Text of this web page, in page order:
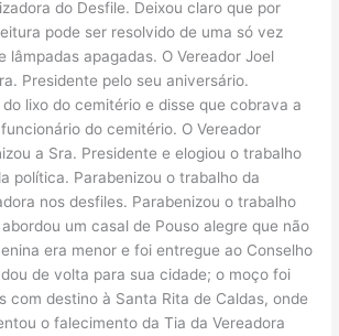
do Desfile. Deixou claro que por
pode ser resolvido de uma só vez
lâmpadas apagadas. O Vereador Joel
Presidente pelo seu aniversário.
lixo do cemitério e disse que cobrava a
do cemitério. O Vereador
a Sra. Presidente e elogiou o trabalho
política. Parabenizou o trabalho da
nos desfiles. Parabenizou o trabalho
um casal de Pouso alegre que não
era menor e foi entregue ao Conselho
de volta para sua cidade; o moço foi
com destino à Santa Rita de Caldas, onde
o falecimento da Tia da Vereadora